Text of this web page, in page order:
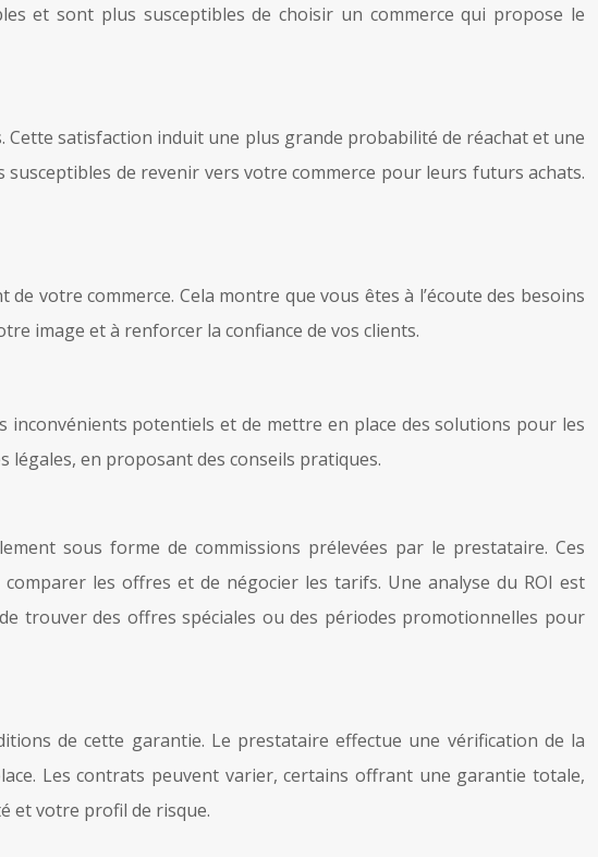
et sont plus susceptibles de choisir un commerce qui propose le
satisfaction induit une plus grande probabilité de réachat et une
de revenir vers votre commerce pour leurs futurs achats.
votre commerce. Cela montre que vous êtes à l’écoute des besoins
image et à renforcer la confiance de vos clients.
potentiels et de mettre en place des solutions pour les
légales, en proposant des conseils pratiques.
sous forme de commissions prélevées par le prestataire. Ces
les offres et de négocier les tarifs. Une analyse du ROI est
trouver des offres spéciales ou des périodes promotionnelles pour
de cette garantie. Le prestataire effectue une vérification de la
Les contrats peuvent varier, certains offrant une garantie totale,
et votre profil de risque.